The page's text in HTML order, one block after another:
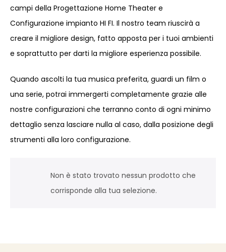
campi della Progettazione Home Theater e
Configurazione impianto HI FI. Il nostro team riuscirà a
creare il migliore design, fatto apposta per i tuoi ambienti
e soprattutto per darti la migliore esperienza possibile.
Quando ascolti la tua musica preferita, guardi un film o
una serie, potrai immergerti completamente grazie alle
nostre configurazioni che terranno conto di ogni minimo
dettaglio senza lasciare nulla al caso, dalla posizione degli
strumenti alla loro configurazione.
Non è stato trovato nessun prodotto che
corrisponde alla tua selezione.